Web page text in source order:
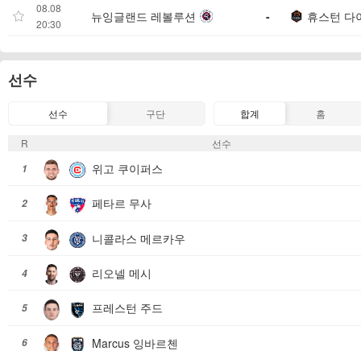
08.08
20:30
뉴잉글랜드 레볼루션 - 휴스턴 다
선수
선수 구단 합계 홈
R
선수
1
위고 쿠이퍼스
2 페타르 무사
3 니콜라스 메르카우
4 리오넬 메시
5 프레스턴 주드
6 Marcus 잉바르첸